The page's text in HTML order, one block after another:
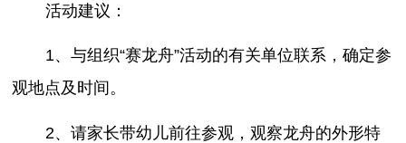
活动建议：
1、与组织“赛龙舟”活动的有关单位联系，确定参
观地点及时间。
2、请家长带幼儿前往参观，观察龙舟的外形特